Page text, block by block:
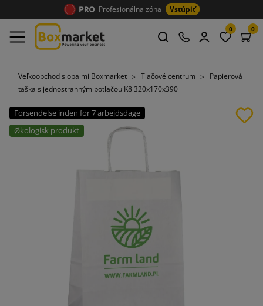
Profesionálna zóna Vstúpiť
0 0
Veľkoobchod s obalmi Boxmarket Tlačové centrum
Papierová
taška s jednostranným potlačou K8 320x170x390
Forsendelse inden for 7 arbejdsdage
Økologisk produkt